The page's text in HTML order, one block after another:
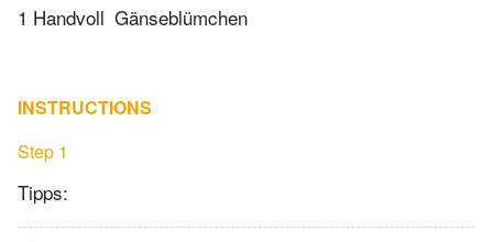
1 Handvoll Gänseblümchen
INSTRUCTIONS
Step 1
Tipps: